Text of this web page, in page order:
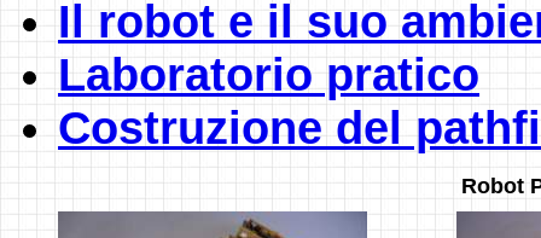
Il robot e il suo
Laboratorio pratico
Costruzione del
Robot